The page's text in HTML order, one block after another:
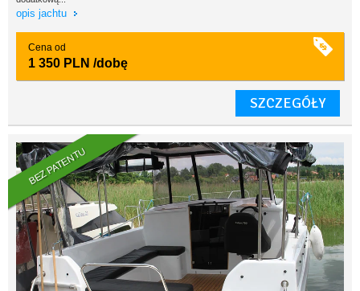
opis jachtu
Cena od
1 350 PLN /dobę
SZCZEGÓŁY
BEZ PATENTU